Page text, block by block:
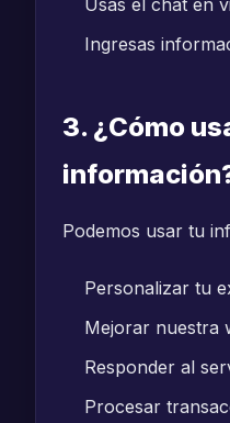
Usas el chat en
Ingresas
3. ¿Cómo
Podemos usar tu
Personalizar tu
Mejorar nuestra
Responder al
Procesar